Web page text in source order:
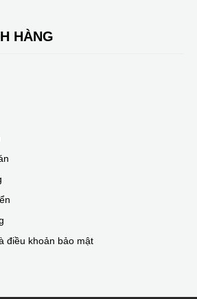
HÀNG
điều khoản bảo mật